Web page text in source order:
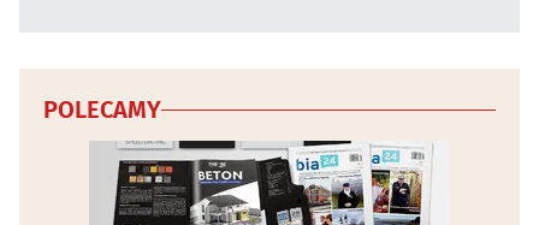
POLECAMY